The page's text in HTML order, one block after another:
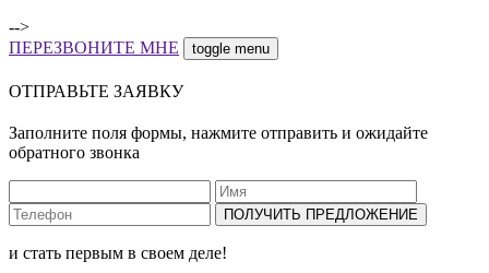
-->
ПЕРЕЗВОНИТЕ МНЕ
toggle menu
ОТПРАВЬТЕ ЗАЯВКУ
Заполните поля формы, нажмите отправить и ожидайте
обратного звонка
ПОЛУЧИТЬ ПРЕДЛОЖЕНИЕ
и стать первым в своем деле!